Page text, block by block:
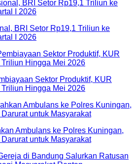
BRI Setor Rp19,1 Triliun ke
I 2026
Sektor Produktif, KUR
Hingga Mei 2026
Ambulans ke Polres Kuningan,
untuk Masyarakat